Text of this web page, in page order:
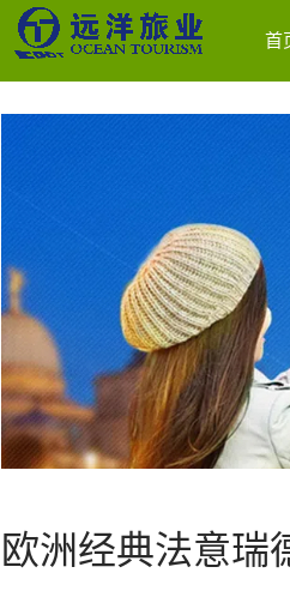
首
欧洲经典法意瑞